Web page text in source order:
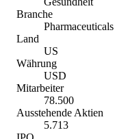
Branche
Pharmaceuticals
Land
US
Währung
USD
Mitarbeiter
78.500
Ausstehende Aktien
5.713